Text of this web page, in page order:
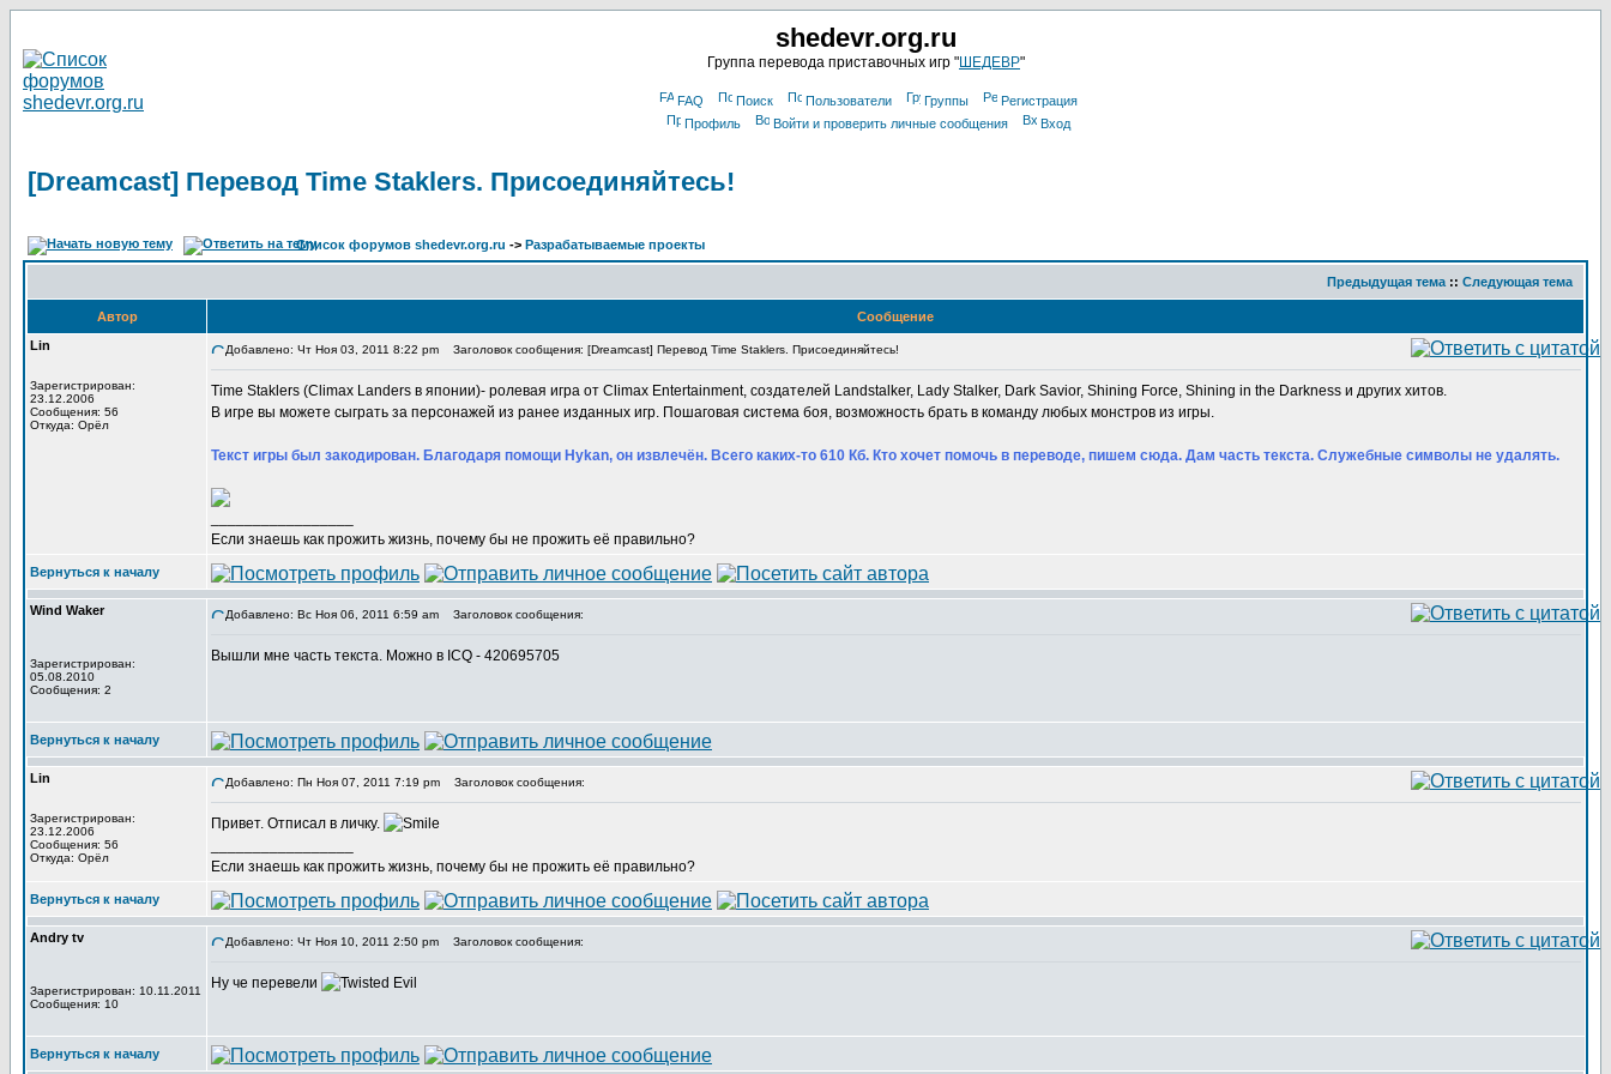
shedevr.org.ru
Группа перевода приставочных игр "ШЕДЕВР"
FAQ Поиск Пользователи Группы
Регистрация
Профиль
Войти и проверить личные сообщения Вход
[Dreamcast] Перевод Time Staklers. Присоединяйтесь!
Список форумов shedevr.org.ru -> Разрабатываемые проекты
Предыдущая тема :: Следующая тема
Автор
Сообщение
Lin
Зарегистрирован:
23.12.2006
Сообщения: 56
Откуда: Орёл
Добавлено: Чт Ноя 03, 2011 8:22 pm Заголовок сообщения: [Dreamcast] Перевод Time Staklers. Присоединяйтесь!
Time Staklers (Climax Landers в японии)- ролевая игра от Climax Entertainment, создателей Landstalker, Lady Stalker, Dark Savior, Shining Force, Shining in the Darkness и других хитов.
В игре вы можете сыграть за персонажей из ранее изданных игр. Пошаговая система боя, возможность брать в команду любых монстров из игры.
Текст игры был закодирован. Благодаря помощи Hykan, он извлечён. Всего каких-то 610 Кб. Кто хочет помочь в переводе, пишем сюда. Дам часть текста. Служебные символы не удалять.
Если знаешь как прожить жизнь, почему бы не прожить её правильно?
Вернуться к началу
Wind Waker
Зарегистрирован:
05.08.2010
Сообщения: 2
Добавлено: Вс Ноя 06, 2011 6:59 am Заголовок сообщения:
Вышли мне часть текста. Можно в ICQ - 420695705
Вернуться к началу
Lin
Зарегистрирован:
23.12.2006
Сообщения: 56
Откуда: Орёл
Добавлено: Пн Ноя 07, 2011 7:19 pm Заголовок сообщения:
Привет. Отписал в личку.
Если знаешь как прожить жизнь, почему бы не прожить её правильно?
Вернуться к началу
Andry tv
Зарегистрирован: 10.11.2011
Сообщения: 10
Добавлено: Чт Ноя 10, 2011 2:50 pm Заголовок сообщения:
Ну че перевели
Вернуться к началу